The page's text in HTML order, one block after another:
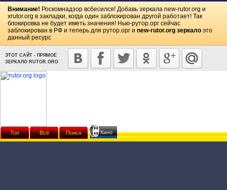
Внимание! Роскомнадзор всбесился! Добавь зеркала new-rutor.org и
xrutor.org в закладки, когда один заблокирован другой работает! Так
блокировка не будет иметь значения! Нью-рутор.орг сейчас
заблокирован в РФ и теперь для рутор.орг и new-rutor.org зеркало это
данный ресурс
ЭТОТ САЙТ - ПРЯМОЕ
ЗЕРКАЛО RUTOR.ORG